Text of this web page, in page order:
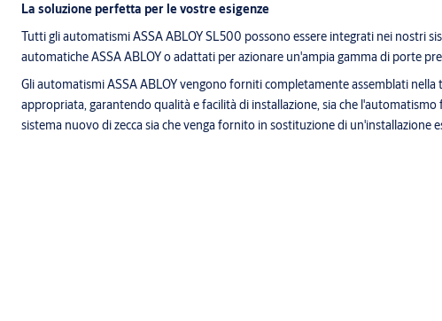
La soluzione perfetta per le vostre esigenze
Tutti gli automatismi ASSA ABLOY SL500 possono essere integrati nei nostri
automatiche ASSA ABLOY o adattati per azionare un'ampia gamma di porte
Gli automatismi ASSA ABLOY vengono forniti completamente assemblati
appropriata, garantendo qualità e facilità di installazione, sia che l'automatismo
sistema nuovo di zecca sia che venga fornito in sostituzione di un'installazione